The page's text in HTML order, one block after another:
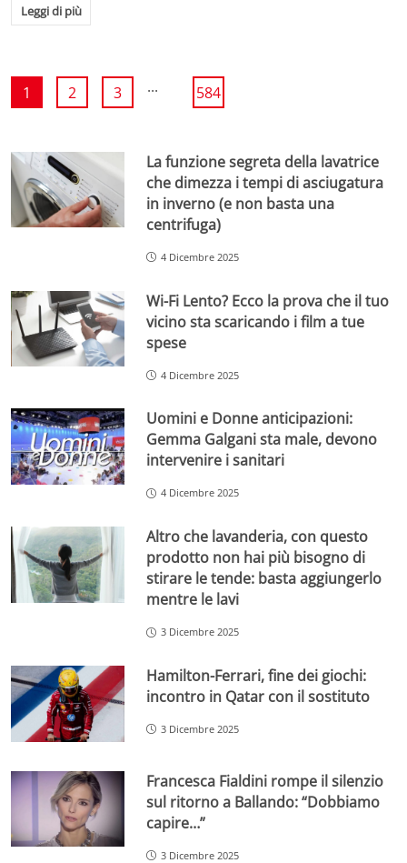
Leggi di più
1 2 3 ... 584
La funzione segreta della lavatrice
che dimezza i tempi di asciugatura
in inverno (e non basta una
centrifuga)
4 Dicembre 2025
Wi-Fi Lento? Ecco la prova che il tuo
vicino sta scaricando i film a tue
spese
4 Dicembre 2025
Uomini e Donne anticipazioni:
Gemma Galgani sta male, devono
intervenire i sanitari
4 Dicembre 2025
Altro che lavanderia, con questo
prodotto non hai più bisogno di
stirare le tende: basta aggiungerlo
mentre le lavi
3 Dicembre 2025
Hamilton-Ferrari, fine dei giochi:
incontro in Qatar con il sostituto
3 Dicembre 2025
Francesca Fialdini rompe il silenzio
sul ritorno a Ballando: “Dobbiamo
capire…”
3 Dicembre 2025